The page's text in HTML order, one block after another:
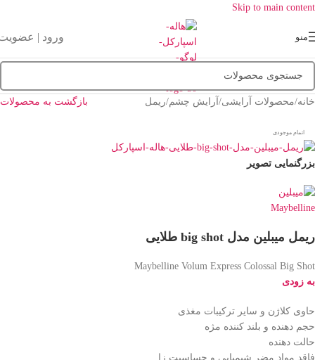
Skip to main content
منو ورود |
خانه/محصولات آرایشی/ آرایش چشم/ریمل بازگشت به محصولات
اتمام موجودی
بزرگنمایی تصویر
ریمل میبلین مدل big shot طلایی
Maybelline Volum Express Colossal Big Shot
به زودی
حاوی کلاژن و سایر ترکیبات مغذی
حجم دهنده و بلند کننده مژه
حالت دهنده
فاقد مواد مضر شیمیایی و حساسیت زا